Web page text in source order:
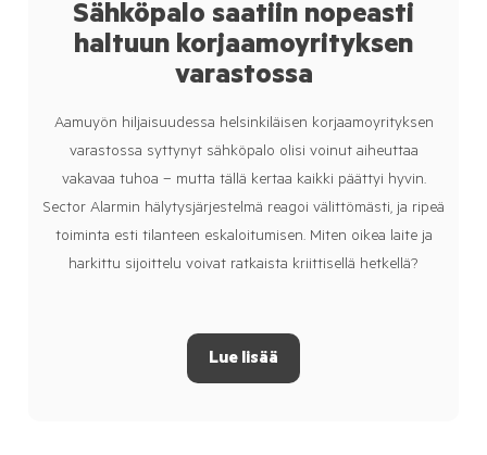
Sähköpalo saatiin nopeasti
haltuun korjaamoyrityksen
varastossa
Aamuyön hiljaisuudessa helsinkiläisen korjaamoyrityksen
varastossa syttynyt sähköpalo olisi voinut aiheuttaa
vakavaa tuhoa – mutta tällä kertaa kaikki päättyi hyvin.
Sector Alarmin hälytysjärjestelmä reagoi välittömästi, ja ripeä
toiminta esti tilanteen eskaloitumisen. Miten oikea laite ja
harkittu sijoittelu voivat ratkaista kriittisellä hetkellä?
Lue lisää